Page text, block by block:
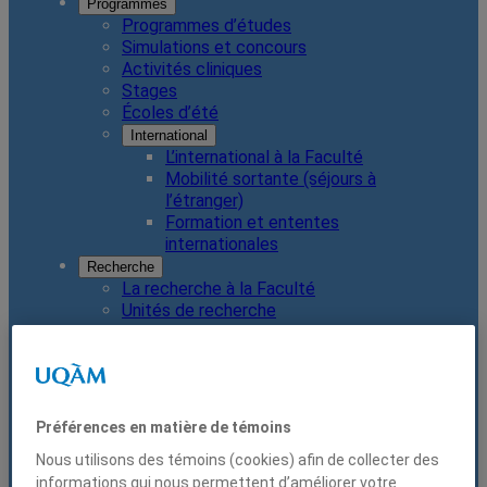
Programmes
Programmes d’études
Simulations et concours
Activités cliniques
Stages
Écoles d’été
International
L’international à la Faculté
Mobilité sortante (séjours à
l’étranger)
Formation et ententes
internationales
Recherche
La recherche à la Faculté
Unités de recherche
Aide à la rédaction de bourses
Services
Centre Paulo Freire
Bibliothèque des sciences juridiques et
Préférences en matière de témoins
Nous utilisons des témoins (cookies) afin de collecter des
informations qui nous permettent d’améliorer votre